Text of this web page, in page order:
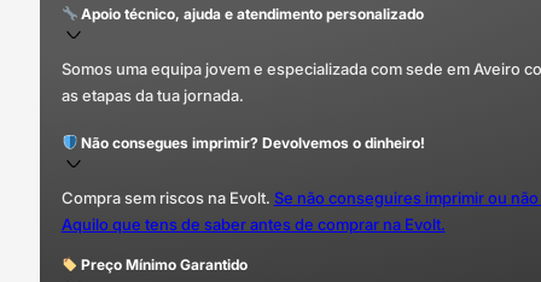
Apoio técnico, ajuda e atendimento personalizado
Somos uma equipa jovem e especializada com sede em Aveiro
as etapas da tua jornada.
Não consegues imprimir? Devolvemos o dinheiro!
Compra sem riscos na Evolt. Se não conseguires imprimir ou
Aquilo que tens de saber antes de comprar na Evolt.
Preço Mínimo Garantido